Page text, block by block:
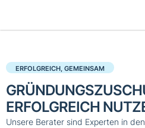
ERFOLGREICH, GEMEINSAM
ERFOLGREICH
Unsere Berater sind Experten in